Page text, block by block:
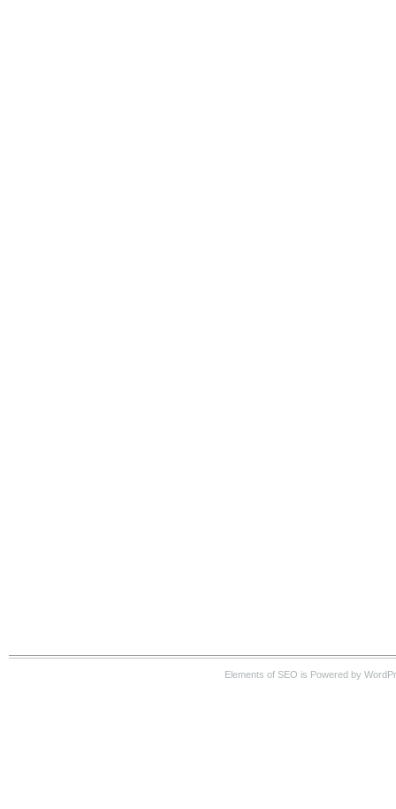
Elements of SEO is Powered by